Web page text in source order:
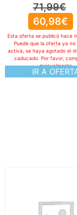
71,99€
60,98€
IR A
Esta oferta se publicó hace
Puede que la oferta ya no
activa, se haya agotado el
caducado. Por favor,
manualmente